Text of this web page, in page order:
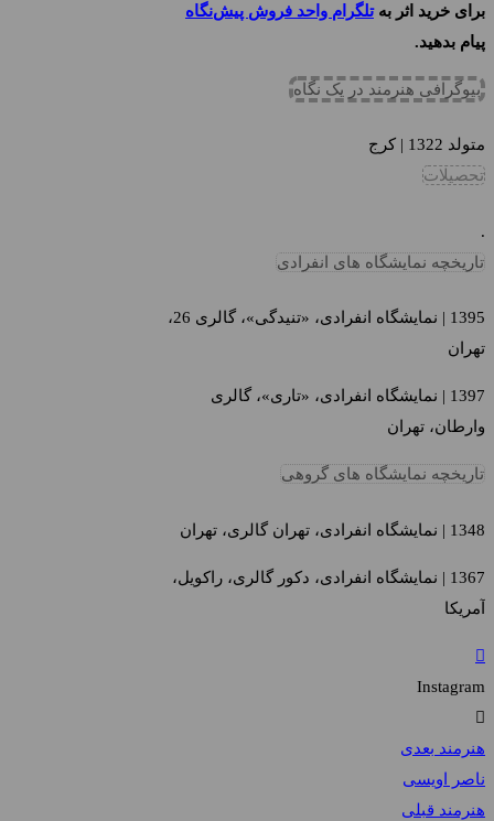
برای خرید اثر بهتلگرام واحد فروش پیش‌نگاه
پیام بدهید.
بیوگرافی هنرمند در یک نگاه
متولد 1322 | کرج
تحصیلات
.
تاریخچه نمایشگاه های انفرادی
1395 | نمایشگاه انفرادی، «تنیدگی»، گالری 26،
تهران
1397 | نمایشگاه انفرادی، «تاری»، گالری
وارطان، تهران
تاریخچه نمایشگاه های گروهی
1348 | نمایشگاه انفرادی، تهران گالری، تهران
1367 | نمایشگاه انفرادی، دکور گالری، راکویل،
آمریکا
Instagram
هنرمند بعدی
ناصر اویسی
هنرمند قبلی